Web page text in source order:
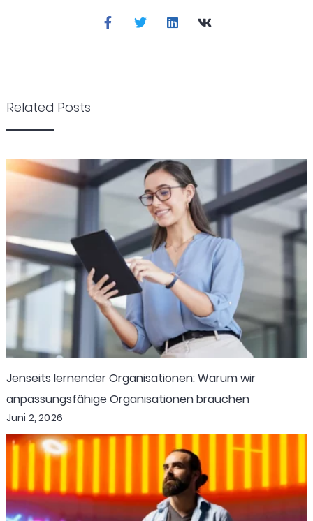
Related Posts
Jenseits lernender Organisationen: Warum wir
anpassungsfähige Organisationen brauchen
Juni 2, 2026